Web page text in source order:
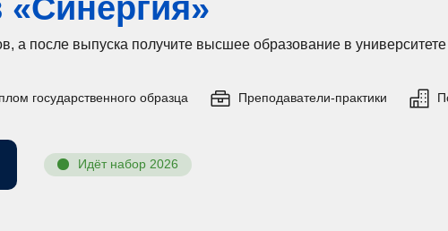
а после выпуска получите высшее образование в
государственного образца Преподаватели-практики
Идёт набор 2026